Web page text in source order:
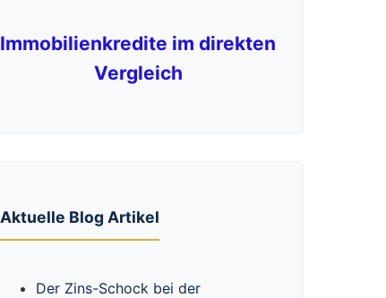
Immobilienkredite im direkten
Vergleich
Aktuelle Blog Artikel
Der Zins-Schock bei der